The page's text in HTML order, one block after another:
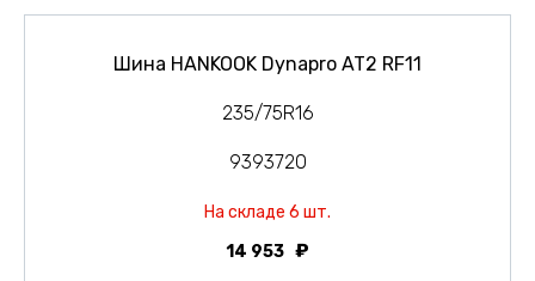
Шина HANKOOK Dynapro AT2 RF11
235/75R16
9393720
На складе 6 шт.
14 953